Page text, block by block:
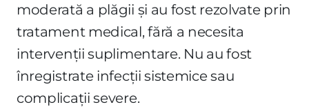
moderată a plăgii și au fost rezolvate prin
tratament medical, fără a necesita
intervenții suplimentare. Nu au fost
înregistrate infecții sistemice sau
complicații severe.